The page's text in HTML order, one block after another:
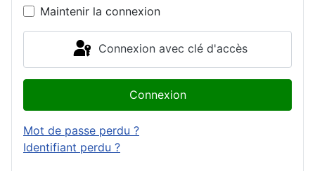
Maintenir la connexion
Connexion avec clé d'accès
Connexion
Mot de passe perdu ?
Identifiant perdu ?